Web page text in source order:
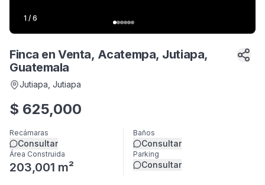
1 / 6
Finca en Venta, Acatempa, Jutiapa,
Guatemala
Jutiapa , Jutiapa
$ 625,000
Recámaras
Consultar
Baños
Consultar
Área Construida
203,001 m²
Parking
Consultar